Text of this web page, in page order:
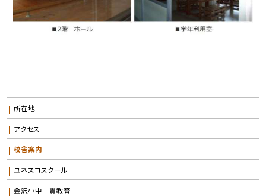
所在地
アクセス
校舎案内
ユネスコスクール
金沢小中一貫教育